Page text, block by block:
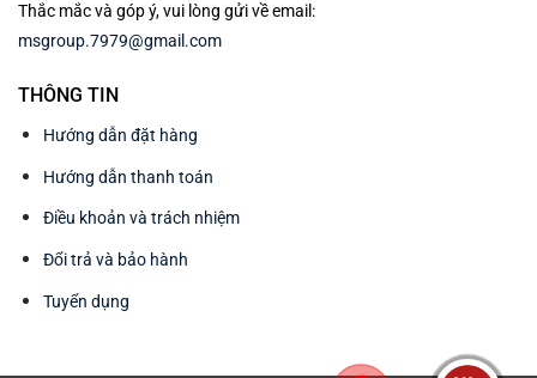
Thắc mắc và góp ý, vui lòng gửi về email:
msgroup.7979@gmail.com
THÔNG TIN
Hướng dẫn đặt hàng
Hướng dẫn thanh toán
Điều khoản và trách nhiệm
Đổi trả và bảo hành
Tuyển dụng